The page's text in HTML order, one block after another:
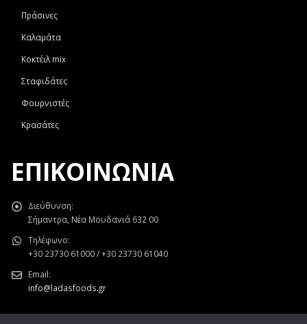
Πράσινες
Καλαμάτα
Κοκτέιλ mix
Σταφιδάτες
Φουρνιστές
Κρασάτες
ΕΠΙΚΟΙΝΩΝΊΑ
Διεύθυνση:
Σήμαντρα, Νέα Μουδανιά 632 00
Τηλέφωνο:
+30 23730 61000 / +30 23730 61040
Email:
info@ladasfoods.gr